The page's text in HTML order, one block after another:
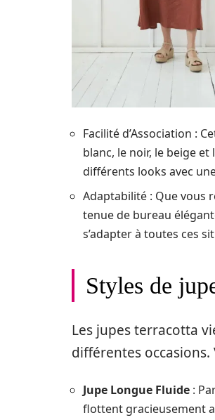
Facilité d’Association :
blanc, le noir, le beige
différents looks avec
Adaptabilité : Que vous
tenue de bureau
s’adapter à toutes ces
Styles de
Les jupes terracotta
différentes
Jupe Longue Fluide :
flottent gracieusement